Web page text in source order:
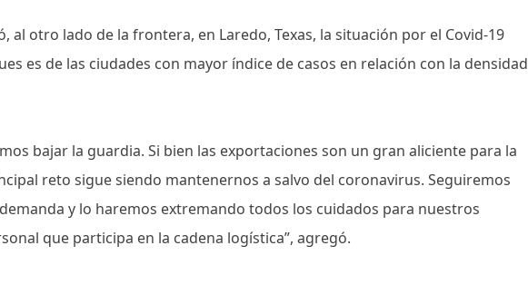
al otro lado de la frontera, en Laredo, Texas, la situación por el Covid-19
es de las ciudades con mayor índice de casos en relación con la densidad
bajar la guardia. Si bien las exportaciones son un gran aliciente para la
reto sigue siendo mantenernos a salvo del coronavirus. Seguiremos
y lo haremos extremando todos los cuidados para nuestros
que participa en la cadena logística”, agregó.